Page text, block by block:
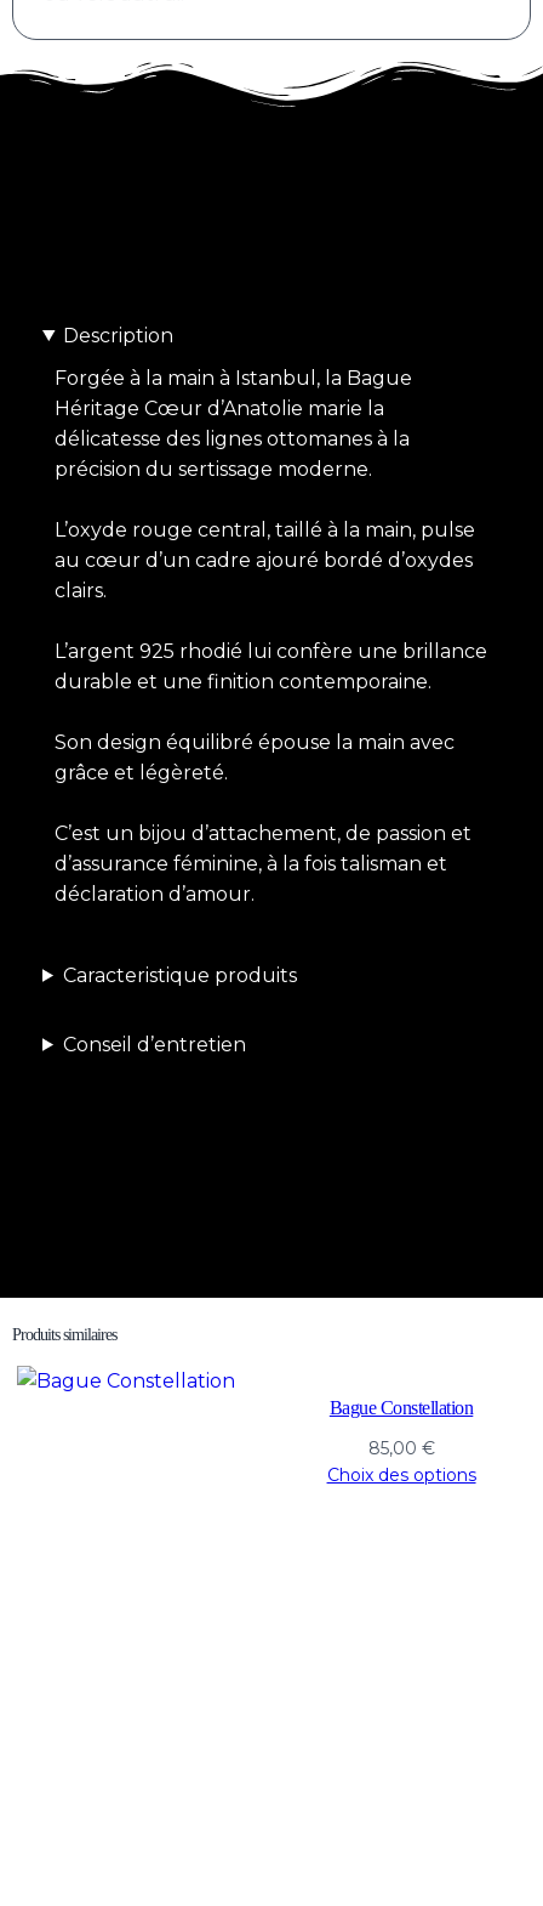
Description
Forgée à la main à Istanbul, la Bague
Héritage Cœur d’Anatolie marie la
délicatesse des lignes ottomanes à la
précision du sertissage moderne.
L’oxyde rouge central, taillé à la main, pulse
au cœur d’un cadre ajouré bordé d’oxydes
clairs.
L’argent 925 rhodié lui confère une brillance
durable et une finition contemporaine.
Son design équilibré épouse la main avec
grâce et légèreté.
C’est un bijou d’attachement, de passion et
d’assurance féminine, à la fois talisman et
déclaration d’amour.
Caracteristique produits
Conseil d’entretien
Produits similaires
Bague Constellation
85,00 €
Choix des options